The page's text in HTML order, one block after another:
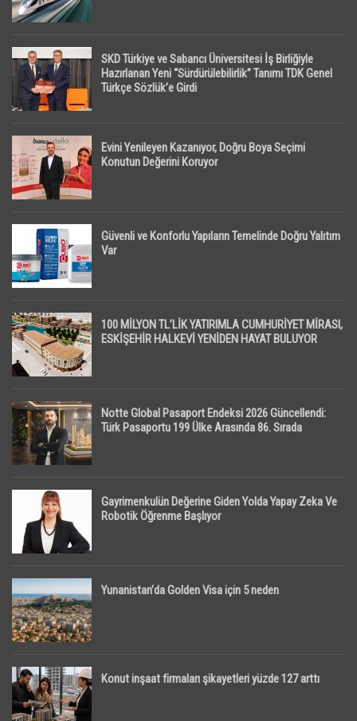
SKD Türkiye ve Sabancı Üniversitesi İş Birliğiyle
Hazırlanan Yeni “Sürdürülebilirlik” Tanımı TDK Genel
Türkçe Sözlük’e Girdi
Evini Yenileyen Kazanıyor, Doğru Boya Seçimi
Konutun Değerini Koruyor
Güvenli ve Konforlu Yapıların Temelinde Doğru Yalıtım
Var
100 MİLYON TL’LİK YATIRIMLA CUMHURİYET MİRASI,
ESKİŞEHİR HALKEVİ YENİDEN HAYAT BULUYOR
Notte Global Pasaport Endeksi 2026 Güncellendi:
Türk Pasaportu 199 Ülke Arasında 86. Sırada
Gayrimenkulün Değerine Giden Yolda Yapay Zeka Ve
Robotik Öğrenme Başlıyor
Yunanistan’da Golden Visa için 5 neden
Konut inşaat firmaları şikayetleri yüzde 127 arttı